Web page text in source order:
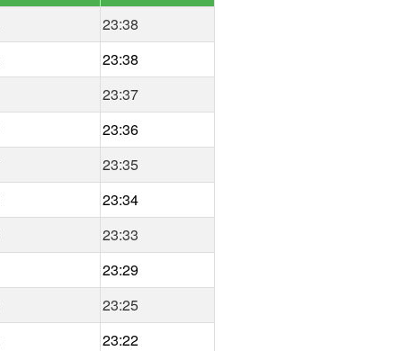
23:38
23:38
23:37
23:36
23:35
23:34
23:33
23:29
23:25
23:22